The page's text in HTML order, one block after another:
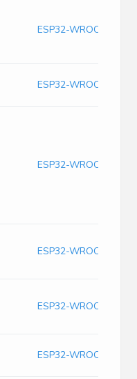
ESP32-WROOM-32E-
ESP32-WROOM-32E-
ESP32-WROOM-
ESP32-WROOM-
ESP32-WROOM-
ESP32-WROOM-